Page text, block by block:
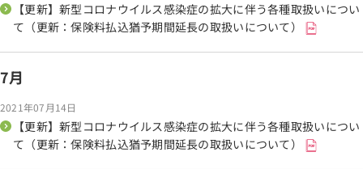
【更新】新型コロナウイルス感染症の拡大に伴う各種取扱いについ
て（更新：保険料払込猶予期間延長の取扱いについて）
7月
2021年07月14日
【更新】新型コロナウイルス感染症の拡大に伴う各種取扱いについ
て（更新：保険料払込猶予期間延長の取扱いについて）